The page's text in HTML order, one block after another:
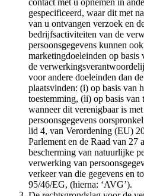
contact met u opnemen in
gespecificeerd, waar dit met
van u ontvangen verzoek en
bedrijfsactiviteiten van de
persoonsgegevens kunnen
marketingdoeleinden op basis
de
voor andere doeleinden dan
plaatsvinden: (i) op basis van
toestemming, (ii) op basis
wanneer dit verenigbaar is
persoonsgegevens
lid 4, van Verordening (EU)
Parlement en de Raad van 27
bescherming van natuurlijke
verwerking van
verkeer van die gegevens en
95/46/EG, (hierna: ‘AVG’).